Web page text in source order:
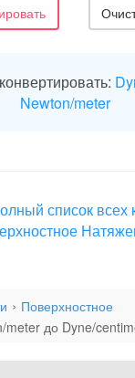
Newton/meter
список всех
Поверхностное
meter до Dyne/